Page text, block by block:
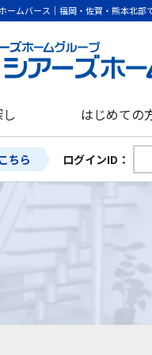
ームバース｜福岡・佐賀・熊本北部
はじめての
ちら ログインID：